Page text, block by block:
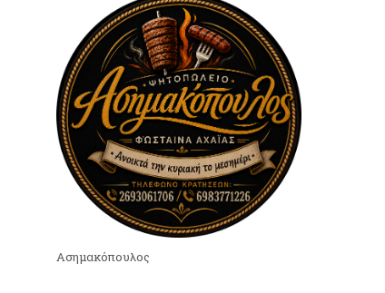
Ασημακόπουλος